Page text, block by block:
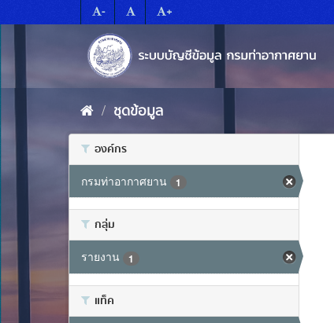
to
- +
ชุดข้อมูล
องค์กร
กรมท่าอากาศยาน 1
กลุ่ม
รายงาน 1
แท็ค